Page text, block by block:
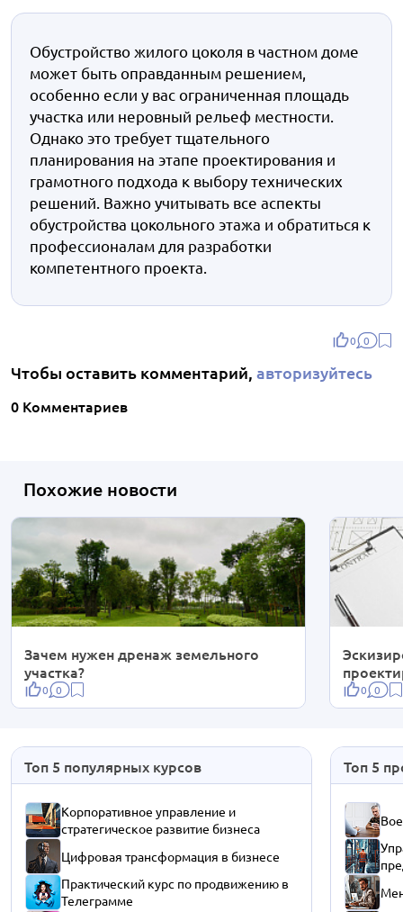
Обустройство жилого цоколя в частном доме
может быть оправданным решением,
особенно если у вас ограниченная площадь
участка или неровный рельеф местности.
Однако это требует тщательного
планирования на этапе проектирования и
грамотного подхода к выбору технических
решений. Важно учитывать все аспекты
обустройства цокольного этажа и обратиться к
профессионалам для разработки
компетентного проекта.
0 0
Чтобы оставить комментарий, авторизуйтесь
0 Комментариев
Похожие новости
Зачем нужен дренаж земельного
участка?
0 0 0 0
Топ 5 популярных курсов
Корпоративное управление и
стратегическое развитие бизнеса
Цифровая трансформация в бизнесе
Практический курс по продвижению в
Телеграмме
Топ 5